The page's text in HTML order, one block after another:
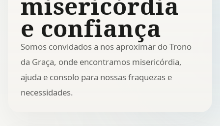
e confiança
Somos convidados a nos aproximar do Trono
da Graça, onde encontramos misericórdia,
ajuda e consolo para nossas fraquezas e
necessidades.